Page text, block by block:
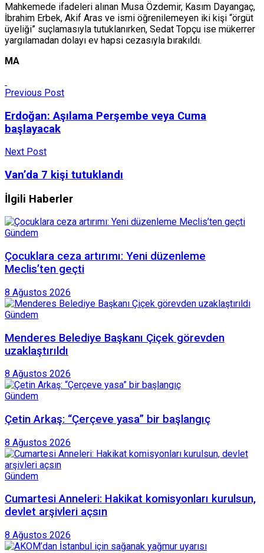
Mahkemede ifadeleri alınan Musa Özdemir, Kasım Dayangaç,
İbrahim Erbek, Akif Aras ve ismi öğrenilemeyen iki kişi “örgüt
üyeliği” suçlamasıyla tutuklanırken, Sedat Topçu ise mükerrer
yargılamadan dolayı ev hapsi cezasıyla bırakıldı.
MA
Previous Post
Erdoğan: Aşılama Perşembe veya Cuma
başlayacak
Next Post
Van’da 7 kişi tutuklandı
İlgili Haberler
Gündem
Çocuklara ceza artırımı: Yeni düzenleme
Meclis’ten geçti
8 Ağustos 2026
Gündem
Menderes Belediye Başkanı Çiçek görevden
uzaklaştırıldı
8 Ağustos 2026
Gündem
Çetin Arkaş: “Çerçeve yasa” bir başlangıç
8 Ağustos 2026
Gündem
Cumartesi Anneleri: Hakikat komisyonları kurulsun,
devlet arşivleri açsın
8 Ağustos 2026